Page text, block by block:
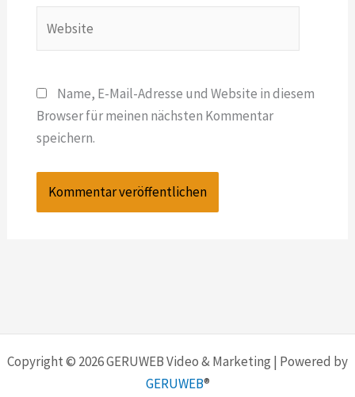
Name, E-Mail-Adresse und Website in diesem
Browser für meinen nächsten Kommentar
speichern.
Copyright © 2026 GERUWEB Video & Marketing | Powered by
GERUWEB®